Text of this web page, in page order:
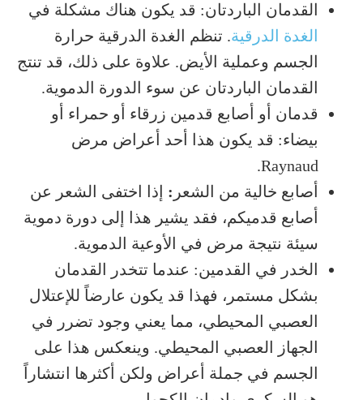
القدمان الباردتان: قد يكون هناك مشكلة في
الغدة الدرقية. تنظم الغدة الدرقية حرارة
الجسم وعملية الأيض. علاوة على ذلك، قد تنتج
القدمان الباردتان عن سوء الدورة الدموية.
قدمان أو أصابع قدمين زرقاء أو حمراء أو
بيضاء: قد يكون هذا أحد أعراض مرض
Raynaud.
أصابع خالية من الشعر : إذا اختفى الشعر عن
أصابع قدميكم، فقد يشير هذا إلى دورة دموية
سيئة نتيجة مرض في الأوعية الدموية.
الخدر في القدمين: عندما تتخدر القدمان
بشكل مستمر، فهذا قد يكون عارضاً للإعتلال
العصبي المحيطي، مما يعني وجود تضرر في
الجهاز العصبي المحيطي. وينعكس هذا على
الجسم في جملة أعراض ولكن أكثرها انتشاراً